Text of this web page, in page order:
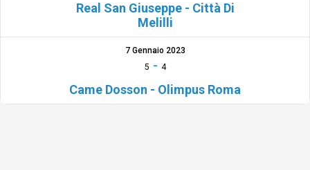
Real San Giuseppe - Città Di
Melilli
7 Gennaio 2023
5 - 4
Came Dosson - Olimpus Roma